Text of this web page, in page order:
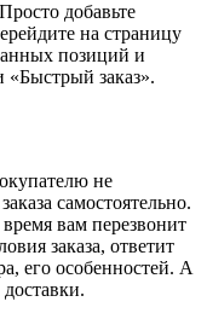
добавьте
на страницу
позиций и
заказ».
не
самостоятельно.
вам перезвонит
заказа, ответит
его особенностей. А